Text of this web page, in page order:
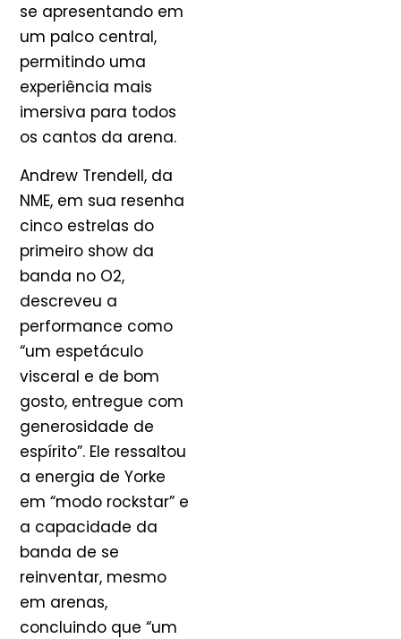
se apresentando em
um palco central,
permitindo uma
experiência mais
imersiva para todos
os cantos da arena.
Andrew Trendell, da
NME, em sua resenha
cinco estrelas do
primeiro show da
banda no O2,
descreveu a
performance como
“um espetáculo
visceral e de bom
gosto, entregue com
generosidade de
espírito”. Ele ressaltou
a energia de Yorke
em “modo rockstar” e
a capacidade da
banda de se
reinventar, mesmo
em arenas,
concluindo que “um